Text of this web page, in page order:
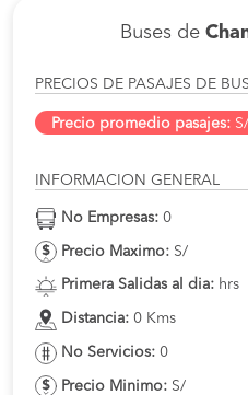
Buses de
PRECIOS DE PASAJES DE
Precio promedio pasajes:
INFORMACION GENERAL
No Empresas: 0
Precio Maximo: S/
Primera Salidas al dia: hrs
Distancia: 0 Kms
No Servicios: 0
Precio Minimo: S/